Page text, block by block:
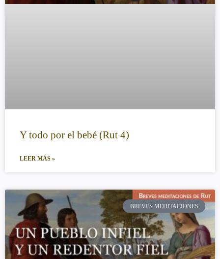
Y todo por el bebé (Rut 4)
LEER MÁS »
BREVES MEDITACIONES